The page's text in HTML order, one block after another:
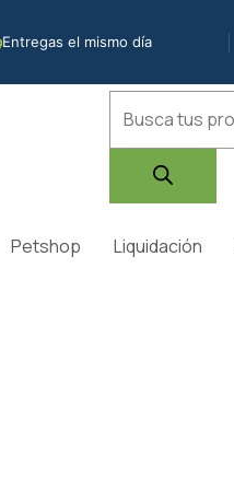
Entregas el mismo día
de
productos
Petshop Liquidación